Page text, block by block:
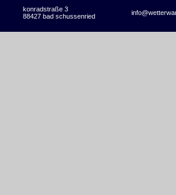
konradstraße 3
88427 bad schussenried